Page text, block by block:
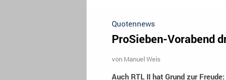
Quotennews
ProSieben-Vorabend
von Manuel Weis
Auch RTL II hat Grund zur